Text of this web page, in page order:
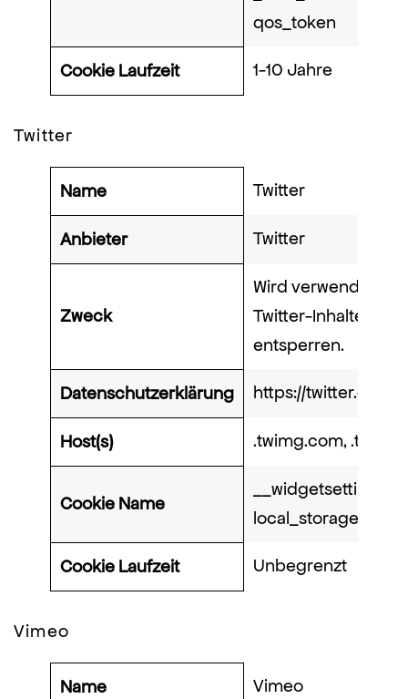
qos_token
Cookie Laufzeit 1-10 Jahre
Twitter
Name Twitter
Anbieter Twitter
Zweck
Wird verwendet, um
Twitter-Inhalte zu
entsperren.
Datenschutzerklärung https://twitter.com/
Host(s) .twimg.com,
Cookie Name
__widgetsettings,
Cookie Laufzeit Unbegrenzt
Vimeo
Name Vimeo